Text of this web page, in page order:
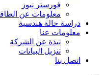
فورستر نيوز
معلومات عن
دراسة حالة هندسية
معلومات عنا
نبذة عن الشركة
تنزيل البيانات
اتصل بنا